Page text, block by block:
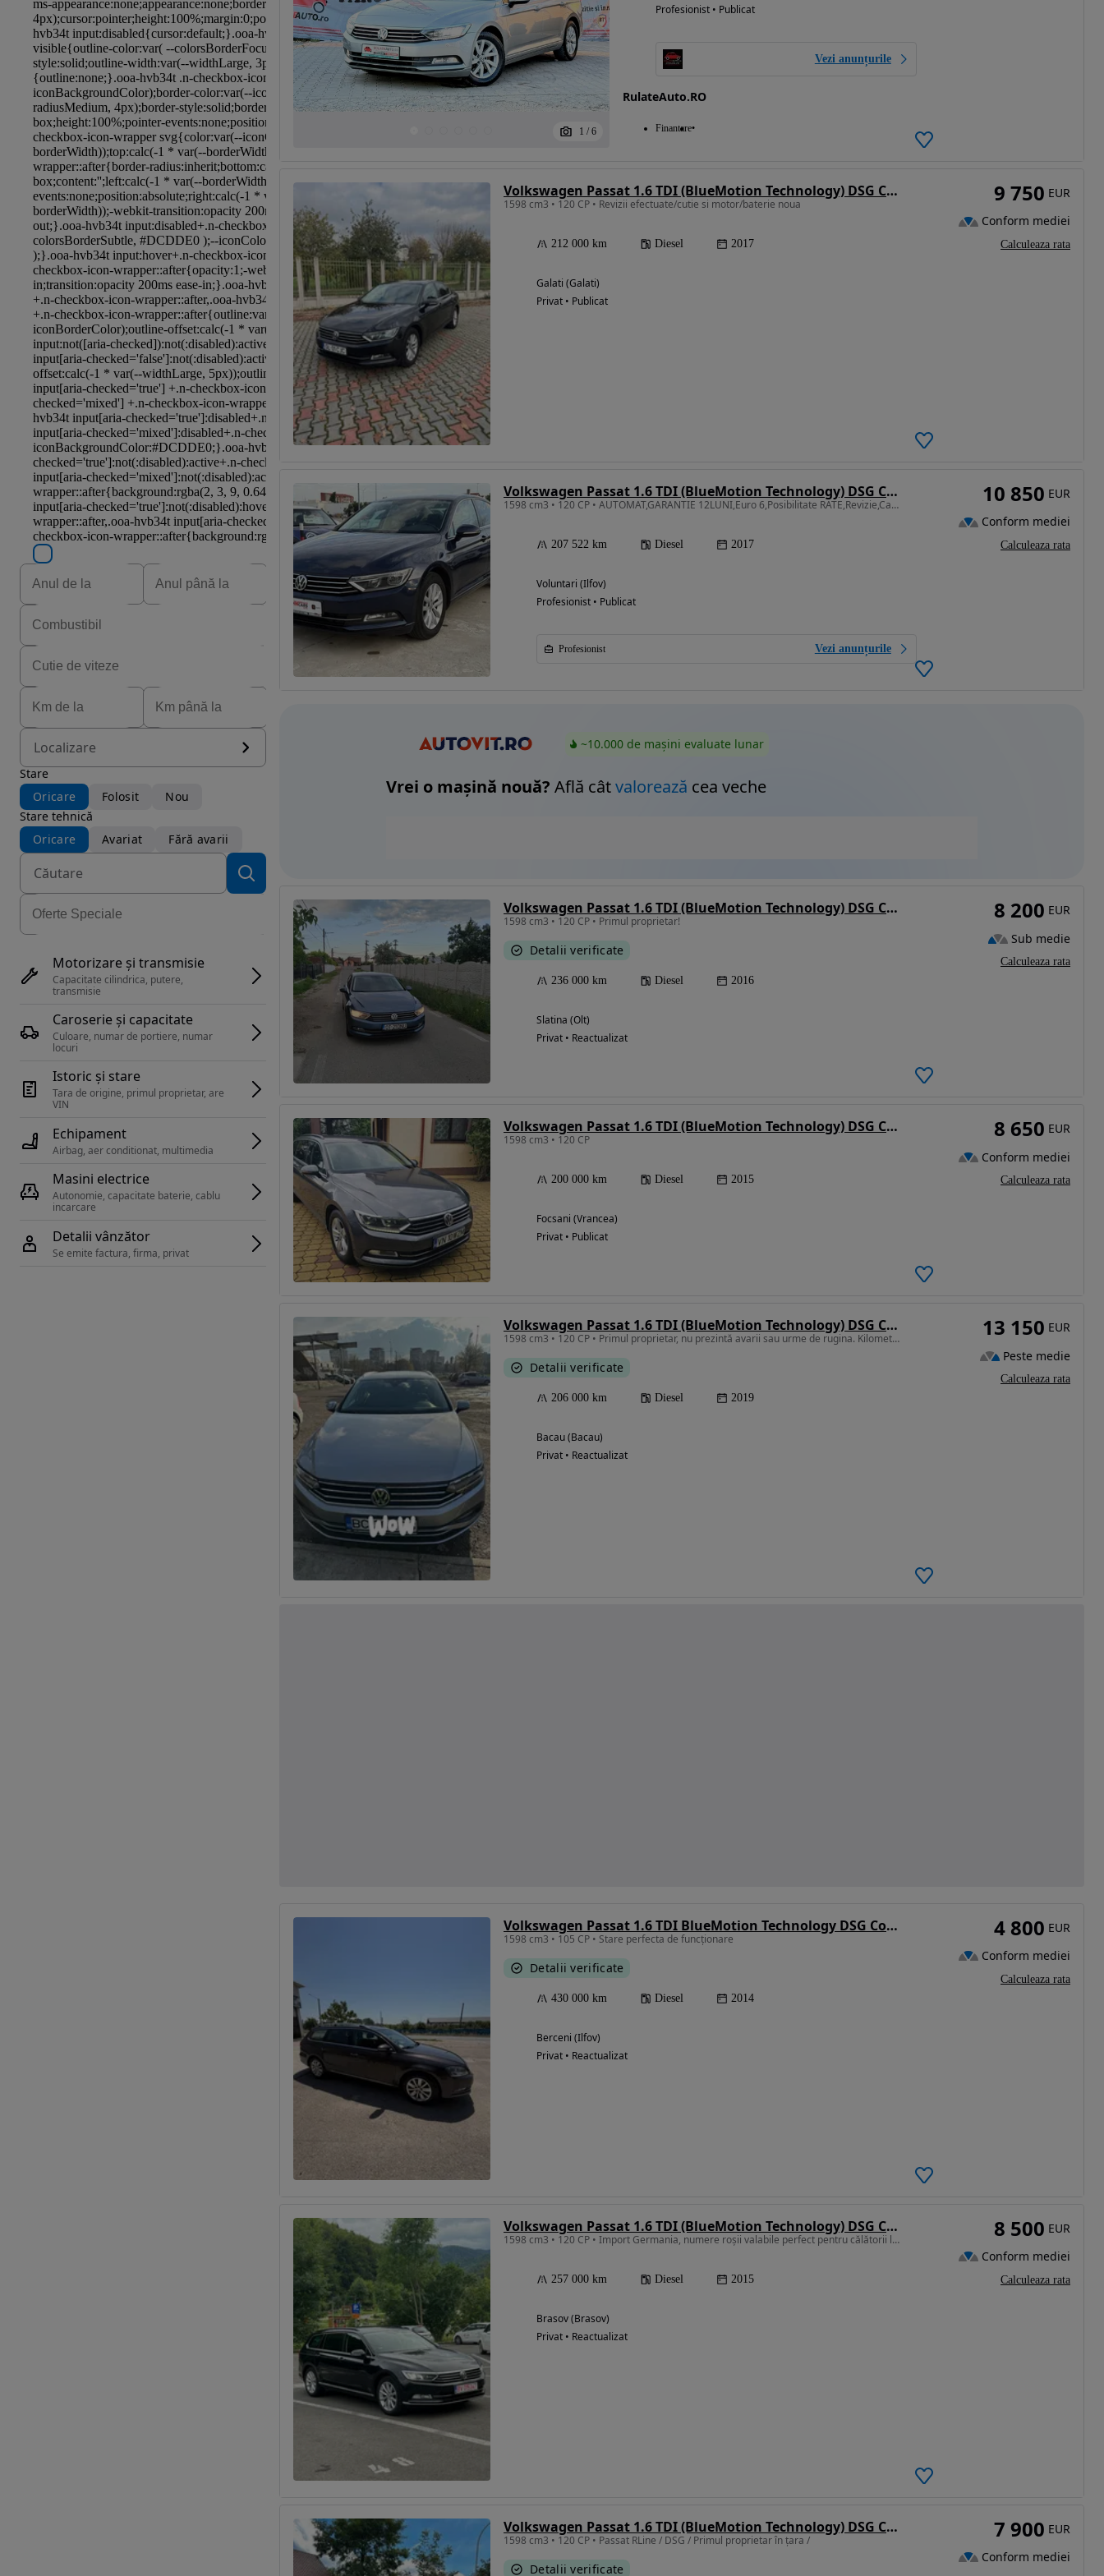
Localizare
Stare
Oricare
Folosit
Nou
Stare tehnică
Oricare
Avariat Fără avarii
Motorizare și transmisie
Capacitate cilindrica, putere,
transmisie
Caroserie și capacitate
Culoare, numar de portiere, numar
locuri
Istoric și stare
Tara de origine, primul proprietar, are
Echipament
Airbag, aer conditionat, multimedia
Masini electrice
Autonomie, capacitate baterie, cablu
Detalii vânzător
Se emite factura, firma, privat
1 / 6
Profesionist • Publicat
Vezi anunțurile
RulateAuto.RO
Finantare
Volkswagen Passat 1.6 TDI (BlueMotion Technology) DSG Comfortline
1598 cm3 • 120 CP • Revizii efectuate/cutie si motor/baterie noua
212 000 km Diesel 2017
Galati (Galati)
Privat • Publicat
9 750 EUR
Conform mediei
Calculeaza rata
Volkswagen Passat 1.6 TDI (BlueMotion Technology) DSG Comfortline
1598 cm3 • 120 CP • AUTOMAT,GARANTIE 12LUNI,Euro 6,Posibilitate RATE,Revizie,Carvertical
207 522 km Diesel 2017
Voluntari (Ilfov)
Profesionist • Publicat
Profesionist Vezi anunțurile
10 850 EUR
Conform mediei
Calculeaza rata
~10.000 de mașini evaluate lunar
Vrei o mașină nouă? Află câtvalorează cea veche
Volkswagen Passat 1.6 TDI (BlueMotion Technology) DSG Comfortline
1598 cm3 • 120 CP • Primul proprietar!
Detalii verificate
236 000 km Diesel 2016
Slatina (Olt)
Privat • Reactualizat
8 200 EUR
Sub medie
Calculeaza rata
Volkswagen Passat 1.6 TDI (BlueMotion Technology) DSG Comfortline
1598 cm3 • 120 CP
200 000 km Diesel 2015
Focsani (Vrancea)
Privat • Publicat
8 650 EUR
Conform mediei
Calculeaza rata
Volkswagen Passat 1.6 TDI (BlueMotion Technology) DSG Comfortline
1598 cm3 • 120 CP • Primul proprietar, nu prezintă avarii sau urme de rugina. Kilometri re
Detalii verificate
206 000 km Diesel 2019
Bacau (Bacau)
Privat • Reactualizat
13 150 EUR
Peste medie
Calculeaza rata
Volkswagen Passat 1.6 TDI BlueMotion Technology DSG Comfortline
1598 cm3 • 105 CP • Stare perfecta de funcționare
Detalii verificate
430 000 km Diesel 2014
Berceni (Ilfov)
Privat • Reactualizat
4 800 EUR
Conform mediei
Calculeaza rata
Volkswagen Passat 1.6 TDI (BlueMotion Technology) DSG Comfortline
1598 cm3 • 120 CP • Import Germania, numere roșii valabile perfect pentru călătorii lungi.
257 000 km Diesel 2015
Brasov (Brasov)
Privat • Reactualizat
8 500 EUR
Conform mediei
Calculeaza rata
Volkswagen Passat 1.6 TDI (BlueMotion Technology) DSG Comfortline
1598 cm3 • 120 CP • Passat RLine / DSG / Primul proprietar în țara /
Detalii verificate
7 900 EUR
Conform mediei